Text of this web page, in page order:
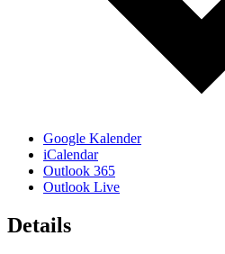
Google Kalender
iCalendar
Outlook 365
Outlook Live
Details